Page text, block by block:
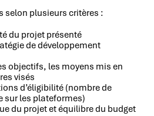
selon plusieurs critères :
du projet présenté
de développement
objectifs, les moyens mis en
visés
d’éligibilité (nombre de
sur les plateformes)
du projet et équilibre du budget